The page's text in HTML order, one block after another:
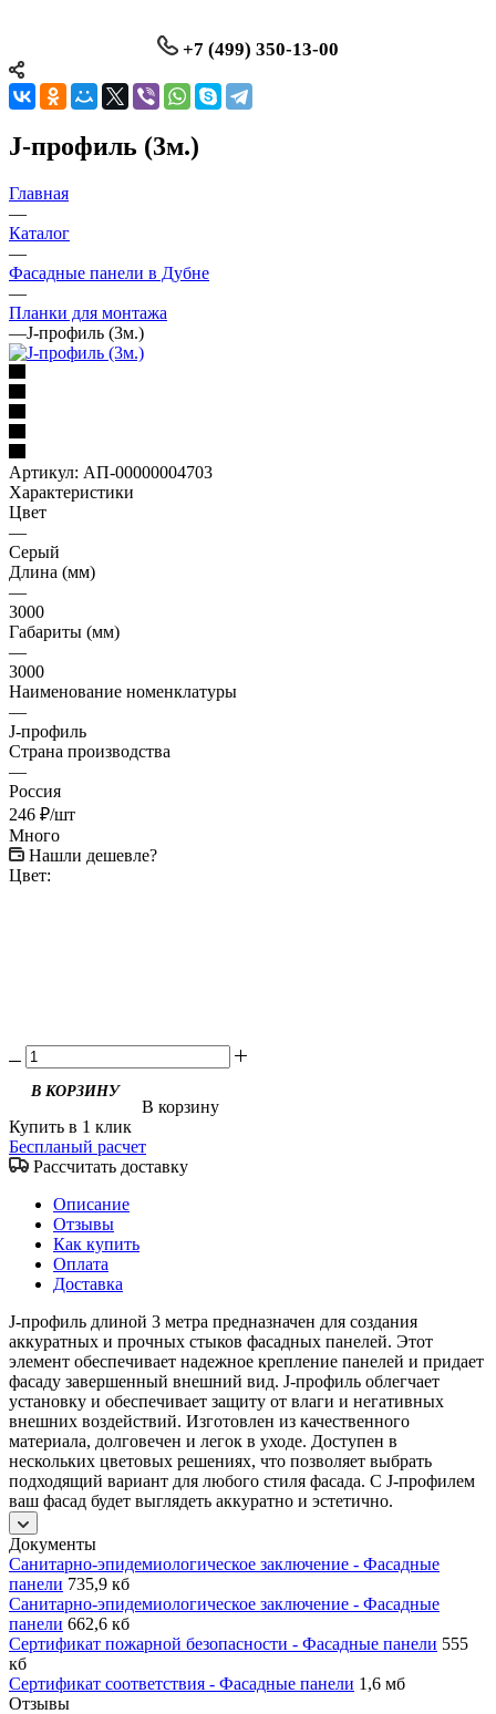
+7 (499) 350-13-00
J-профиль (3м.)
Главная
—
Каталог
—
Фасадные панели в Дубне
—
Планки для монтажа
—J-профиль (3м.)
Артикул: АП-00000004703
Характеристики
Цвет
—
Серый
Длина (мм)
—
3000
Габариты (мм)
—
3000
Наименование номенклатуры
—
J-профиль
Страна производства
—
Россия
246 ₽/шт
Много
Нашли дешевле?
Цвет:
В корзину
Купить в 1 клик
Беспланый расчет
Рассчитать доставку
Описание
Отзывы
Как купить
Оплата
Доставка
J-профиль длиной 3 метра предназначен для создания
аккуратных и прочных стыков фасадных панелей. Этот
элемент обеспечивает надежное крепление панелей и придает
фасаду завершенный внешний вид. J-профиль облегчает
установку и обеспечивает защиту от влаги и негативных
внешних воздействий. Изготовлен из качественного
материала, долговечен и легок в уходе. Доступен в
нескольких цветовых решениях, что позволяет выбрать
подходящий вариант для любого стиля фасада. С J-профилем
ваш фасад будет выглядеть аккуратно и эстетично.
Документы
Санитарно-эпидемиологическое заключение - Фасадные
панели 735,9 кб
Санитарно-эпидемиологическое заключение - Фасадные
панели 662,6 кб
Сертификат пожарной безопасности - Фасадные панели 555
кб
Сертификат соответствия - Фасадные панели 1,6 мб
Отзывы